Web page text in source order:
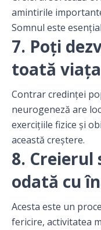
amintirile
Somnul este
7. Poți
toată viața
Contrar credinței
neurogeneză are
exercițiile fizice și
această creștere.
8. Creierul
odată cu
Acesta este un
fericire, activitatea